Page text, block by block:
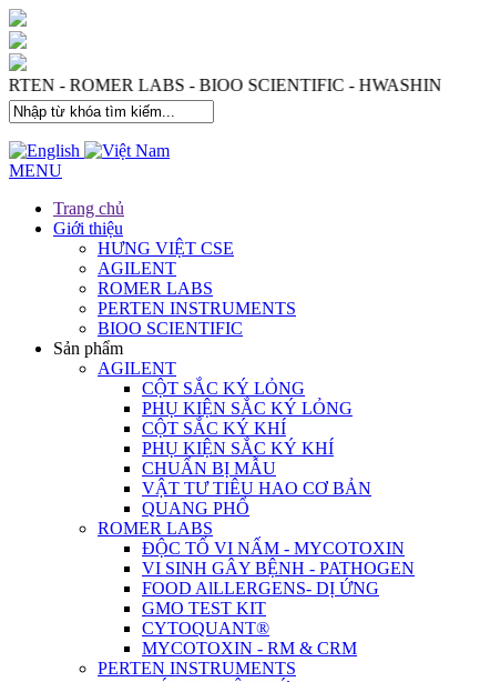
- PERTEN - ROMER LABS - BIOO SCIENTIFIC - HWASHIN
MENU
Trang chủ
Giới thiệu
HƯNG VIỆT CSE
AGILENT
ROMER LABS
PERTEN INSTRUMENTS
BIOO SCIENTIFIC
Sản phẩm
AGILENT
CỘT SẮC KÝ LỎNG
PHỤ KIỆN SẮC KÝ LỎNG
CỘT SẮC KÝ KHÍ
PHỤ KIỆN SẮC KÝ KHÍ
CHUẨN BỊ MẪU
VẬT TƯ TIÊU HAO CƠ BẢN
QUANG PHỔ
ROMER LABS
ĐỘC TỐ VI NẤM - MYCOTOXIN
VI SINH GÂY BỆNH - PATHOGEN
FOOD AlLLERGENS- DỊ ỨNG
GMO TEST KIT
CYTOQUANT®
MYCOTOXIN - RM & CRM
PERTEN INSTRUMENTS